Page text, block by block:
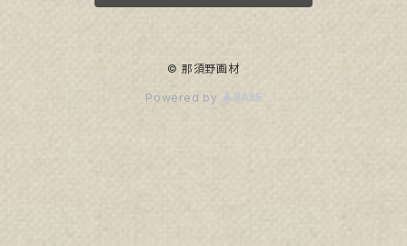
© 那須野画材
Powered by